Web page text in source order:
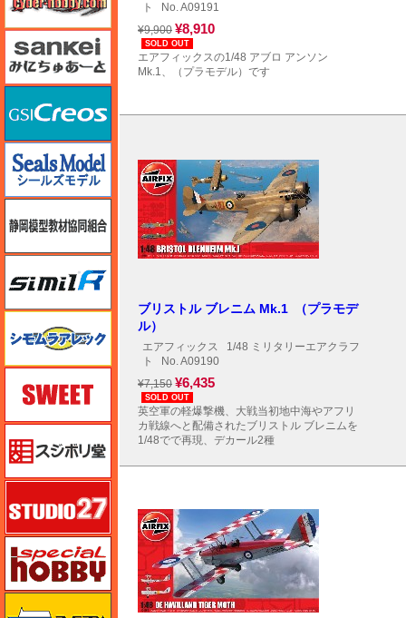
ト
No. A09191
¥9,900 ¥8,910
SOLD OUT
エアフィックスの1/48 アブロ アンソン
Mk.1、（プラモデル）です
ブリストル ブレニム Mk.1 （プラモデ
ル）
エアフィックス
1/48 ミリタリーエアクラフ
ト
No. A09190
¥7,150 ¥6,435
SOLD OUT
英空軍の軽爆撃機、大戦当初地中海やアフリ
カ戦線へと配備されたブリストル ブレニムを
1/48でで再現、デカール2種
さんけい みにちゅあーと
静岡模型協同組合
シミラー（similR）
シモムラアレック
スイート（SWEET）
スジボリ堂
スペシャルホビー
ズベズダ（Zvezda）